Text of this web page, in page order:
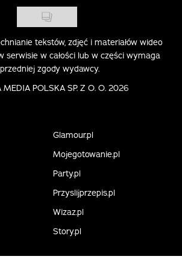
tekstów, zdjęć i materiałów wideo
serwisie w całości lub w części wymaga
zgody wydawcy.
MEDIA POLSKA SP. Z O. O. 2026
Glamour.pl
Mojegotowanie.pl
Party.pl
Przyslijprzepis.pl
Wizaz.pl
Story.pl